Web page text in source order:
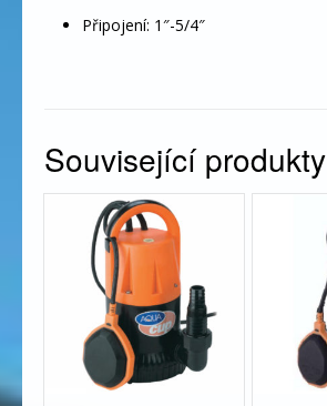
Připojení: 1″-5/4″
Související produkty